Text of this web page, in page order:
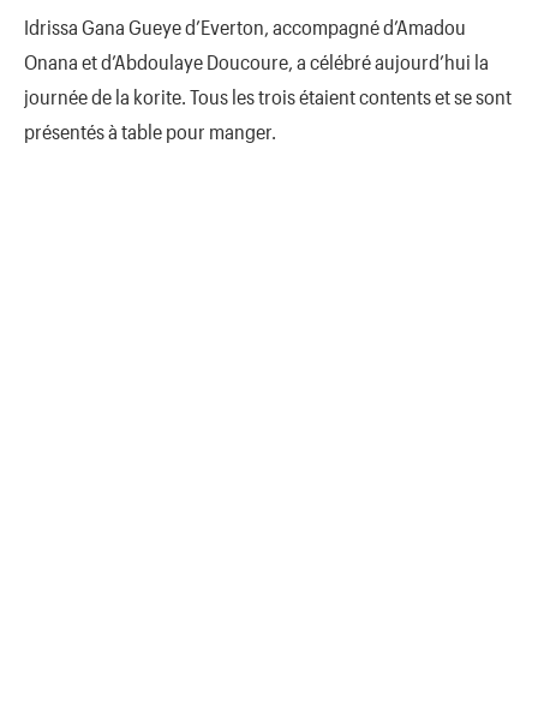
Idrissa Gana Gueye d’Everton, accompagné d’Amadou
Onana et d’Abdoulaye Doucoure, a célébré aujourd’hui la
journée de la korite. Tous les trois étaient contents et se sont
présentés à table pour manger.